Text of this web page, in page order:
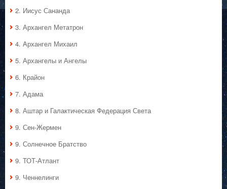
2. Иисус Сананда
3. Архангел Метатрон
4. Архангел Михаил
5. Архангелы и Ангелы
6. Крайон
7. Адама
8. Аштар и Галактическая Федерация Света
9. Сен-Жермен
9. Солнечное Братство
9. ТОТ-Атлант
9. Ченнелинги